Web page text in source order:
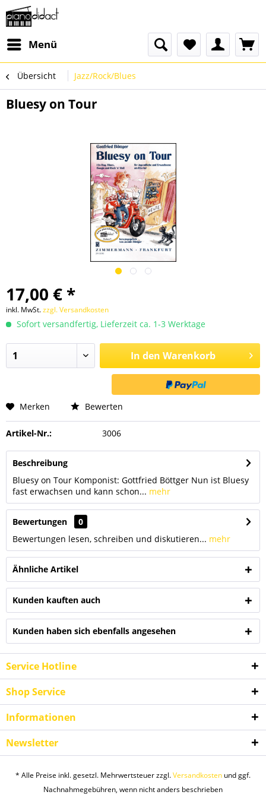
Menü
Übersicht Jazz/Rock/Blues
Bluesy on Tour
17,00 € *
inkl. MwSt.zzgl. Versandkosten
Sofort versandfertig, Lieferzeit ca. 1-3 Werktage
In den Warenkorb
Merken Bewerten
Artikel-Nr.: 3006
Beschreibung
Bluesy on Tour Komponist: Gottfried Böttger Nun ist Bluesy
fast erwachsen und kann schon... mehr
Bewertungen
0
Bewertungen lesen, schreiben und diskutieren... mehr
Ähnliche Artikel
Kunden kauften auch
Kunden haben sich ebenfalls angesehen
Service Hotline
Shop Service
Informationen
Newsletter
* Alle Preise inkl. gesetzl. Mehrwertsteuer zzgl.Versandkosten und ggf.
Nachnahmegebühren, wenn nicht anders beschrieben